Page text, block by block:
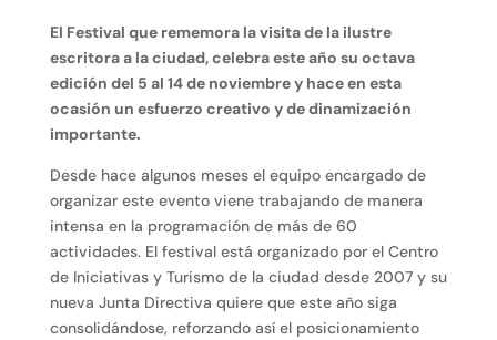
El Festival que rememora la visita de la ilustre
escritora a la ciudad, celebra este año su octava
edición del 5 al 14 de noviembre y hace en esta
ocasión un esfuerzo creativo y de dinamización
importante.
Desde hace algunos meses el equipo encargado de
organizar este evento viene trabajando de manera
intensa en la programación de más de 60
actividades. El festival está organizado por el Centro
de Iniciativas y Turismo de la ciudad desde 2007 y su
nueva Junta Directiva quiere que este año siga
consolidándose, reforzando así el posicionamiento